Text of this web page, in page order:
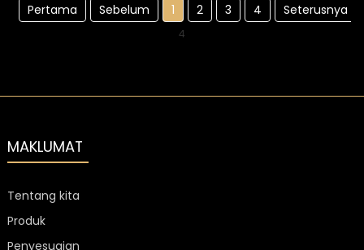
Pertama Sebelum 1 2 3 4 Seterusnya
4
MAKLUMAT
Tentang kita
Produk
Penyesuaian